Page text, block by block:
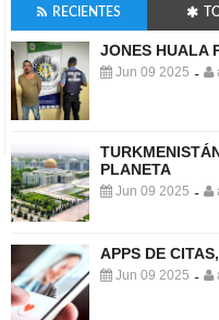
RECIENTES
JONES HUALA
Jun 09 2025 -
PLANETA
Jun 09 2025 -
APPS DE
Jun 09 2025 -